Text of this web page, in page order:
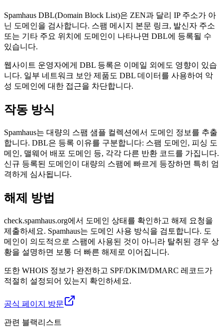
Spamhaus DBL(Domain Block List)은 ZEN과 달리 IP 주소가 아
닌 도메인을 검사합니다. 스팸 메시지 본문 링크, 발신자 주소
또는 기타 주요 위치에 도메인이 나타나면 DBL에 등록될 수
있습니다.
웹사이트 운영자에게 DBL 등록은 이메일 외에도 영향이 있습
니다. 일부 네트워크 보안 제품도 DBL 데이터를 사용하여 악
성 도메인에 대한 접근을 차단합니다.
작동 방식
Spamhaus는 대량의 스팸 샘플 컬렉션에서 도메인 정보를 추출
합니다. DBL은 등록 이유를 구분합니다: 스팸 도메인, 피싱 도
메인, 맬웨어 배포 도메인 등, 각각 다른 반환 코드를 가집니다.
신규 등록된 도메인이 대량의 스팸에 빠르게 등장하면 특히 엄
격하게 심사됩니다.
해제 방법
check.spamhaus.org에서 도메인 상태를 확인하고 해제 요청을
제출하세요. Spamhaus는 도메인 사용 방식을 검토합니다. 도
메인이 의도적으로 스팸에 사용된 것이 아니라 탈취된 경우 상
황을 설명하면 보통 더 빠른 해제로 이어집니다.
또한 WHOIS 정보가 완전하고 SPF/DKIM/DMARC 레코드가
적절히 설정되어 있는지 확인하세요.
공식 페이지 방문
관련 블랙리스트